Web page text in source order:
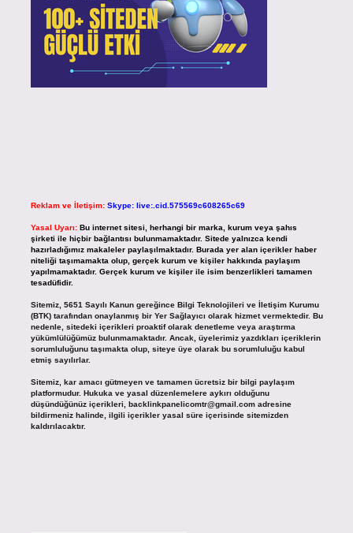
Reklam ve İletişim: Skype: live:.cid.575569c608265c69
Yasal Uyarı: Bu internet sitesi, herhangi bir marka, kurum veya şahıs
şirketi ile hiçbir bağlantısı bulunmamaktadır. Sitede yalnızca kendi
hazırladığımız makaleler paylaşılmaktadır. Burada yer alan içerikler haber
niteliği taşımamakta olup, gerçek kurum ve kişiler hakkında paylaşım
yapılmamaktadır. Gerçek kurum ve kişiler ile isim benzerlikleri tamamen
tesadüfidir.
Sitemiz, 5651 Sayılı Kanun gereğince Bilgi Teknolojileri ve İletişim Kurumu
(BTK) tarafından onaylanmış bir Yer Sağlayıcı olarak hizmet vermektedir. Bu
nedenle, sitedeki içerikleri proaktif olarak denetleme veya araştırma
yükümlülüğümüz bulunmamaktadır. Ancak, üyelerimiz yazdıkları içeriklerin
sorumluluğunu taşımakta olup, siteye üye olarak bu sorumluluğu kabul
etmiş sayılırlar.
Sitemiz, kar amacı gütmeyen ve tamamen ücretsiz bir bilgi paylaşım
platformudur. Hukuka ve yasal düzenlemelere aykırı olduğunu
düşündüğünüz içerikleri, backlinkpanelicomtr@gmail.comadresine
bildirmeniz halinde, ilgili içerikler yasal süre içerisinde sitemizden
kaldırılacaktır.